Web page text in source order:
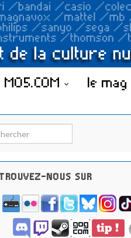
MO5.COM le mag
for:
NOUS SUR